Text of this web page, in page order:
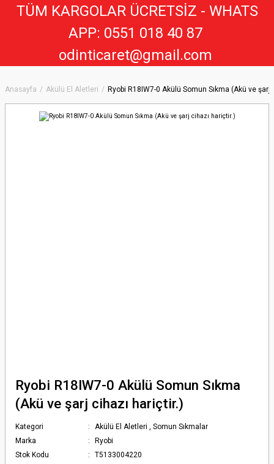
Anasayfa Akülü El Aletleri Ryobi R18IW7-0 Akülü Somun Sıkma (Akü ve şarj
Ryobi R18IW7-0 Akülü Somun Sıkma
(Akü ve şarj cihazı hariçtir.)
Kategori Akülü El Aletleri ,Somun Sıkmalar
Marka
Ryobi
Stok Kodu
T5133004220
TÜM KARGOLAR ÜCRETSİZ - WHATS
APP: 0551 018 40 87
odinticaret@gmail.com